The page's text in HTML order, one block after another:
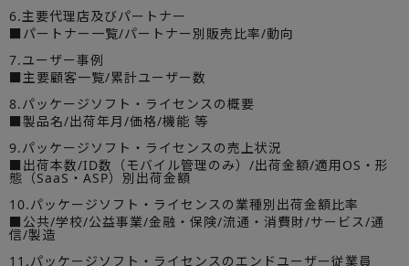
6.主要代理店及びパートナー
■パートナー一覧/パートナー別販売比率/動向
7.ユーザー事例
■主要顧客一覧/累計ユーザー数
8.パッケージソフト・ライセンスの概要
■製品名/出荷年月/価格/機能 等
9.パッケージソフト・ライセンスの売上状況
■出荷本数/ID数（モバイル管理のみ）/出荷金額/適用OS・形
態（SaaS・ASP）別出荷金額
10.パッケージソフト・ライセンスの業種別出荷金額比率
■公共/学校/公益事業/金融・保険/流通・消費財/サービス/通
信/製造
11.パッケージソフト・ライセンスのエンドユーザー従業員